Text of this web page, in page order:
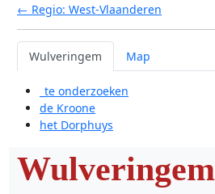
← Regio: West-Vlaanderen
Wulveringem Map
_te onderzoeken
de Kroone
het Dorphuys
Wulveringem